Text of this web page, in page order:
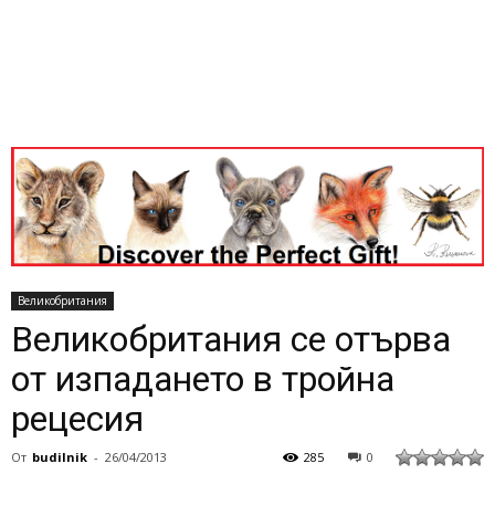
Великобритания
Великобритания се отърва
от изпадането в тройна
рецесия
От budilnik - 26/04/2013 0
285